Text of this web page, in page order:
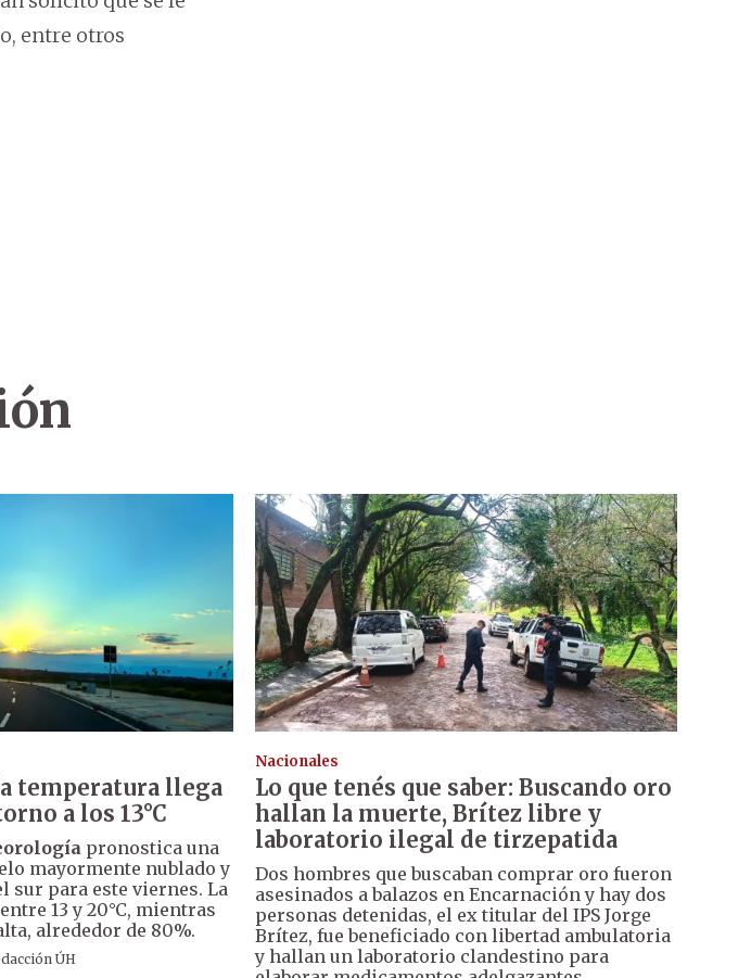
entre otros
temperatura llega
a los 13°C
pronostica una
mayormente nublado y
sur para este viernes. La
13 y 20°C, mientras
alrededor de 80%.
ÚH
Nacionales
Lo que tenés que saber: Buscando oro
hallan la muerte, Brítez libre y
laboratorio ilegal de tirzepatida
Dos hombres que buscaban comprar oro fueron
asesinados a balazos en Encarnación y hay dos
personas detenidas, el ex titular del IPS Jorge
Brítez, fue beneficiado con libertad ambulatoria
y hallan un laboratorio clandestino para